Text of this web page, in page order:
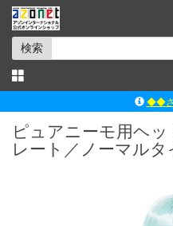
検索
◆◆
ｱｿﾞﾝﾚｰﾍﾞ
アゾンダ
よくあ
ピュアニーモ用ヘ
レート／ノーマルタ